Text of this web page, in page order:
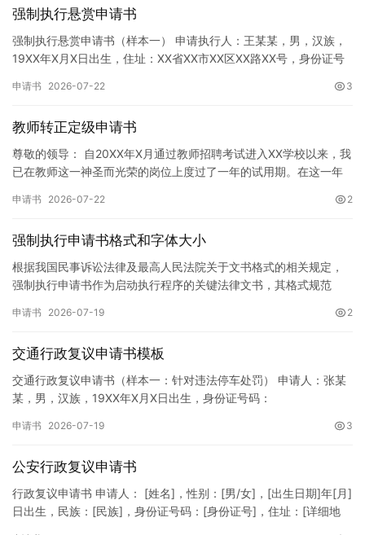
强制执行悬赏申请书
强制执行悬赏申请书（样本一） 申请执行人：王某某，男，汉族，
19XX年X月X日出生，住址：XX省XX市XX区XX路XX号，身份证号
申请书 2026-07-22 3
教师转正定级申请书
尊敬的领导： 自20XX年X月通过教师招聘考试进入XX学校以来，我
已在教师这一神圣而光荣的岗位上度过了一年的试用期。在这一年
申请书 2026-07-22 2
强制执行申请书格式和字体大小
根据我国民事诉讼法律及最高人民法院关于文书格式的相关规定，
强制执行申请书作为启动执行程序的关键法律文书，其格式规范
纸张与…
申请书 2026-07-19 2
交通行政复议申请书模板
交通行政复议申请书（样本一：针对违法停车处罚） 申请人：张某
某，男，汉族，19XX年X月X日出生，身份证号码：
申请书 2026-07-19 3
公安行政复议申请书
行政复议申请书 申请人： [姓名]，性别：[男/女]，[出生日期]年[月]
日出生，民族：[民族]，身份证号码：[身份证号]，住址：[详细地